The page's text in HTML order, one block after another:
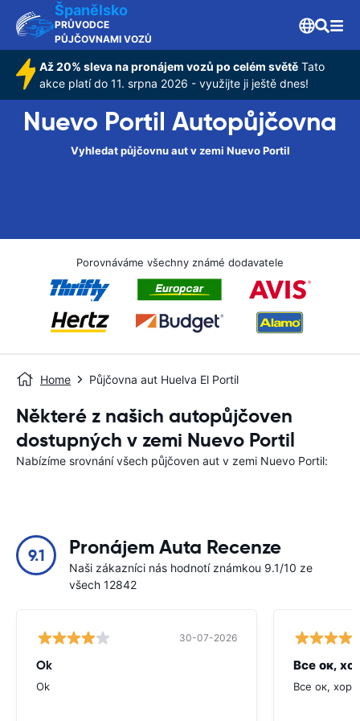
Španělsko
PRŮVODCE
PŮJČOVNAMI VOZŮ
Až 20% sleva na pronájem vozů po celém světě Tato
akce platí do 11. srpna 2026 - využijte ji ještě dnes!
Nuevo Portil Autopůjčovna
Vyhledat půjčovnu aut v zemi Nuevo Portil
Porovnáváme všechny známé dodavatele
Home Půjčovna aut Huelva El Portil
Některé z našich autopůjčoven
dostupných v zemi Nuevo Portil
Nabízíme srovnání všech půjčoven aut v zemi Nuevo Portil:
9.1 Pronájem Auta Recenze
Naši zákazníci nás hodnotí známkou 9.1/10 ze
všech 12842
30-07-2026
Ok
Ok
Все ок,
Все ок,